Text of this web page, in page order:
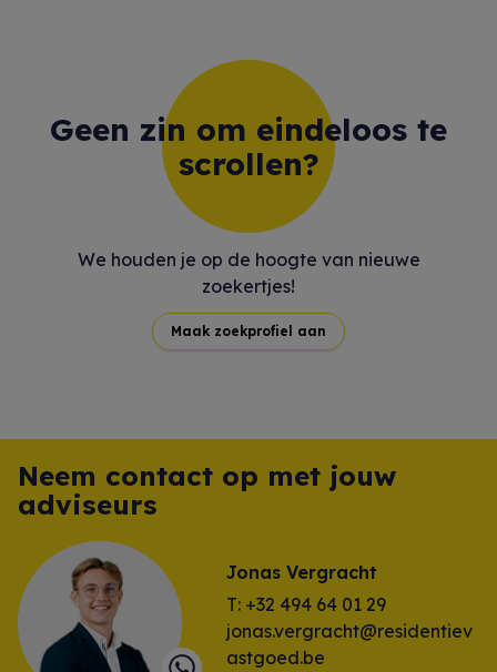
Geen zin om eindeloos te
scrollen?
We houden je op de hoogte van nieuwe
zoekertjes!
Maak zoekprofiel aan
Neem contact op met jouw
adviseurs
Jonas Vergracht
T: +32 494 64 01 29
jonas.vergracht@residentiev
astgoed.be